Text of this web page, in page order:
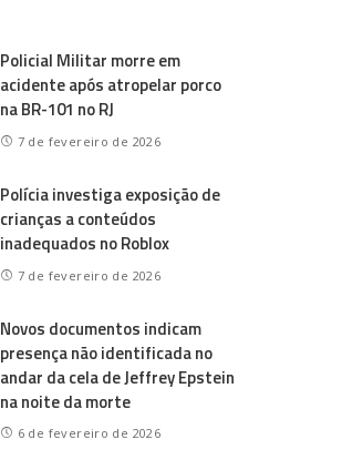
Policial Militar morre em
acidente após atropelar porco
na BR-101 no RJ
7 de fevereiro de 2026
Polícia investiga exposição de
crianças a conteúdos
inadequados no Roblox
7 de fevereiro de 2026
Novos documentos indicam
presença não identificada no
andar da cela de Jeffrey Epstein
na noite da morte
6 de fevereiro de 2026